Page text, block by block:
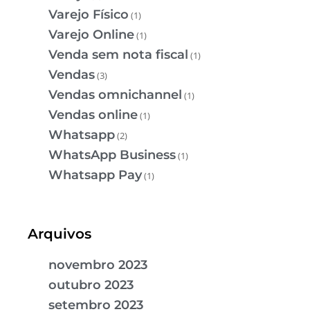
Varejo Físico (1)
Varejo Online(1)
Venda sem nota fiscal (1)
Vendas(3)
Vendas omnichannel (1)
Vendas online(1)
Whatsapp(2)
WhatsApp Business(1)
Whatsapp Pay(1)
Arquivos
novembro 2023
outubro 2023
setembro 2023